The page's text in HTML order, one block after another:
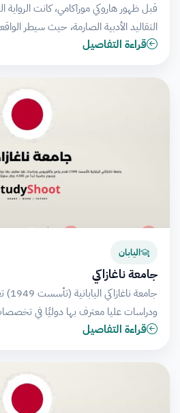
قبل ظهور هاروكي موراكامي، كانت الرواية
التقاليد الأدبية الصارمة، حيث سيطر
قراءة التفاصيل
اليابان
جامعة ناغازاكي
ودراسات عليا معترف بها دوليًا في
قراءة التفاصيل